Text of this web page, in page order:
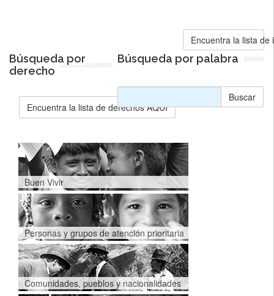
Encuentra la lista de
Búsqueda por
derecho
Encuentra la lista de derechos AQUÍ
Búsqueda por palabra
Buscar
Buen Vivir
Personas y grupos de atención prioritaria
Comunidades, pueblos y nacionalidades